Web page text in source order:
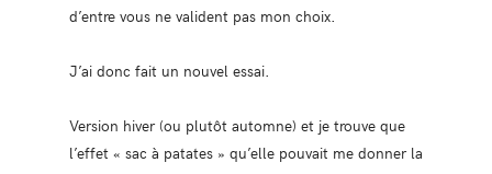
d’entre vous ne valident pas mon choix.
J’ai donc fait un nouvel essai.
Version hiver (ou plutôt automne) et je trouve que
l’effet « sac à patates » qu’elle pouvait me donner la